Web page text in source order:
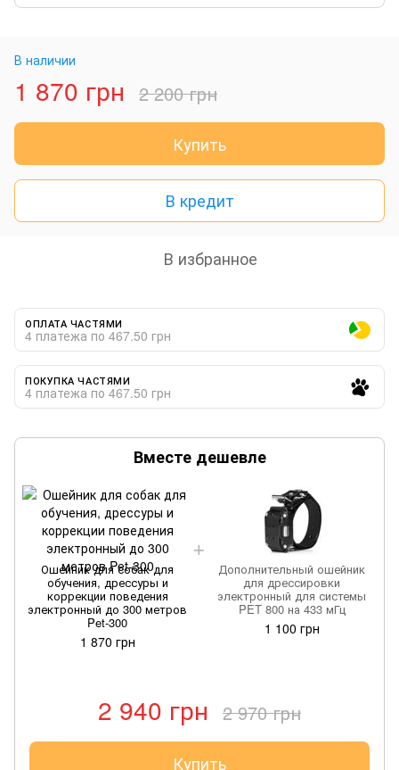
В наличии
1 870 грн 2 200 грн
Купить
В кредит
В избранное
ОПЛАТА ЧАСТЯМИ
4 платежа по 467.50 грн
ПОКУПКА ЧАСТЯМИ
4 платежа по 467.50 грн
Вместе дешевле
Ошейник для собак для
обучения, дрессуры и
коррекции поведения
электронный до 300 метров
Pet-300
1 870 грн
Дополнительный ошейник
для дрессировки
электронный для системы
PET 800 на 433 мГц
1 100 грн
2 940 грн 2 970 грн
Купить